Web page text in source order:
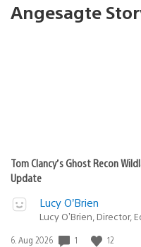
Angesagte
Tom Clancy’s Ghost Recon
Update
Lucy O’Brien
Lucy O’Brien, Director,
Veröffentlichungsdatum:
6. Aug 2026 1 12